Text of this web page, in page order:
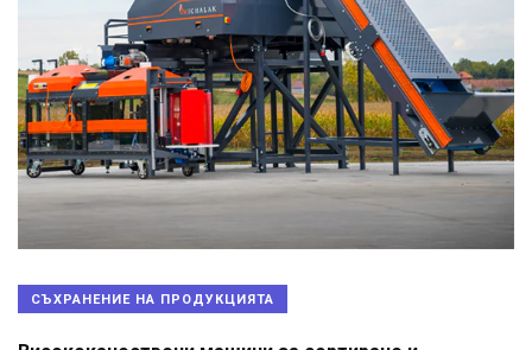
СЪХРАНЕНИЕ НА ПРОДУКЦИЯТА